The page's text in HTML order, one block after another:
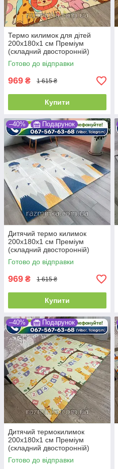
Термо килимок для дітей
200х180х1 см Преміум
(складний двосторонній)
Готово до відправки
969 ₴ 1 615 ₴
Купити
–40% Подарунок
Дитячий термо килимок
200х180х1 см Преміум
(складний двосторонній)
Готово до відправки
969 ₴ 1 615 ₴
Купити
–40% Подарунок
Дитячий термокилимок
200х180х1 см Преміум
(складний двосторонній)
Готово до відправки